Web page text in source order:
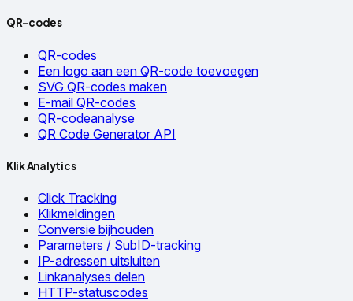
QR-codes
QR-codes
Een logo aan een QR-code toevoegen
SVG QR-codes maken
E-mail QR-codes
QR-codeanalyse
QR Code Generator API
Klik Analytics
Click Tracking
Klikmeldingen
Conversie bijhouden
Parameters / SubID-tracking
IP-adressen uitsluiten
Linkanalyses delen
HTTP-statuscodes